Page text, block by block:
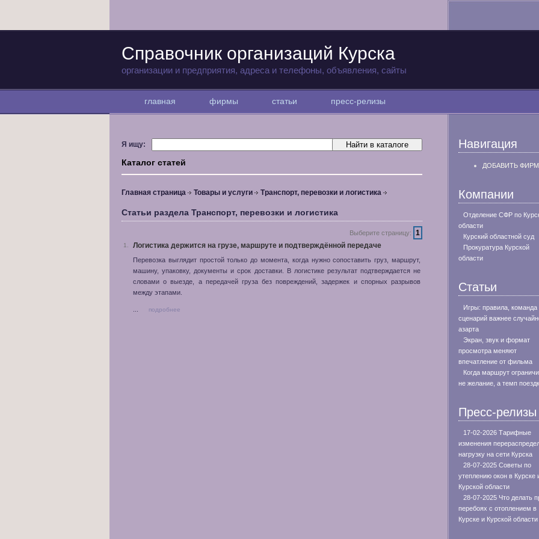
Справочник организаций Курска
организации и предприятия, адреса и телефоны, объявления, сайты
главная фирмы статьи пресс-релизы
Я ищу:
Каталог статей
Главная страница Товары и услуги Транспорт, перевозки и логистика
Статьи раздела Транспорт, перевозки и логистика
Выберите страницу: 1
1. Логистика держится на грузе, маршруте и подтверждённой передаче
Перевозка выглядит простой только до момента, когда нужно сопоставить груз, маршрут,
машину, упаковку, документы и срок доставки. В логистике результат подтверждается не
словами о выезде, а передачей груза без повреждений, задержек и спорных разрывов
между этапами.
подробнее
Навигация
ДОБАВИТЬ
Компании
Отделение СФР по
области
Курский областной суд
Прокуратура Курской
области
Статьи
Игры: правила, команда
сценарий важнее
азарта
Экран, звук и формат
просмотра меняют
впечатление от фильма
Когда маршрут
не желание, а темп
Пресс-релизы
17-02-2026 Тарифные
изменения
нагрузку на сети Курска
28-07-2025 Советы по
утеплению окон в Курске
Курской области
28-07-2025 Что делать
перебоях с отоплением в
Курске и Курской области